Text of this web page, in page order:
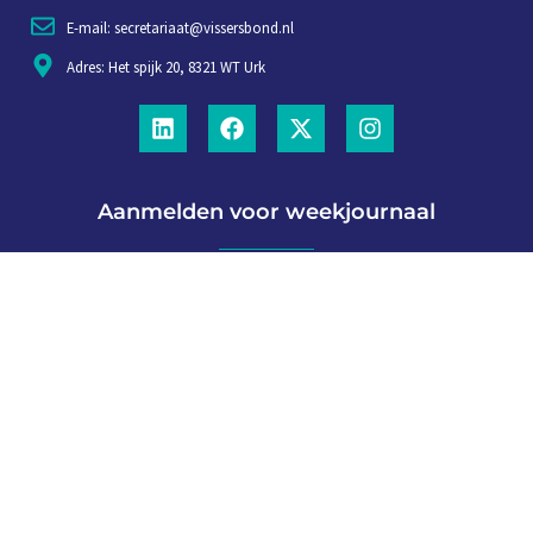
E-mail: secretariaat@vissersbond.nl
Adres: Het spijk 20, 8321 WT Urk
Aanmelden voor weekjournaal